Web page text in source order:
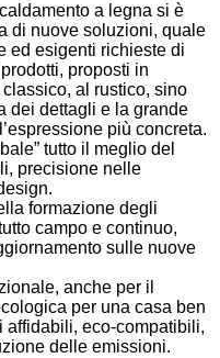
a legna si è
di nuove soluzioni, quale
ed esigenti richieste di
proposti in
al rustico, sino
dei dettagli e la grande
più concreta.
tutto il meglio del
precisione nelle
formazione degli
campo e continuo,
sulle nuove
anche per il
per una casa ben
affidabili, eco-compatibili,
delle emissioni.